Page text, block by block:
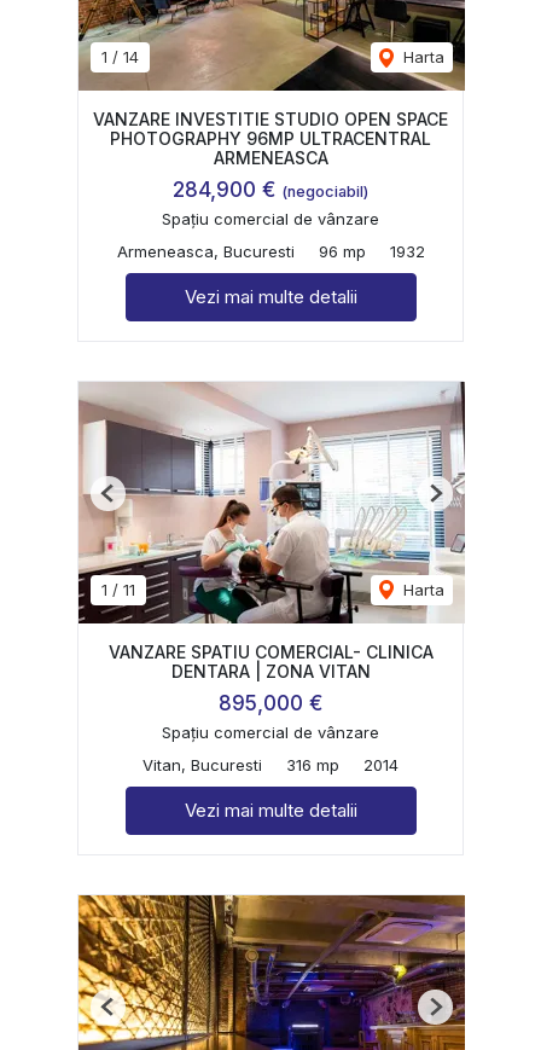
1 / 14 Harta
VANZARE INVESTITIE STUDIO OPEN SPACE
PHOTOGRAPHY 96MP ULTRACENTRAL
ARMENEASCA
284,900 € (negociabil)
Spațiu comercial de vânzare
Armeneasca, Bucuresti
96 mp 1932
Vezi mai multe detalii
1 / 11 Harta
Previous Next
VANZARE SPATIU COMERCIAL- CLINICA
DENTARA | ZONA VITAN
895,000 €
Spațiu comercial de vânzare
Vitan, Bucuresti
316 mp 2014
Vezi mai multe detalii
Previous Next